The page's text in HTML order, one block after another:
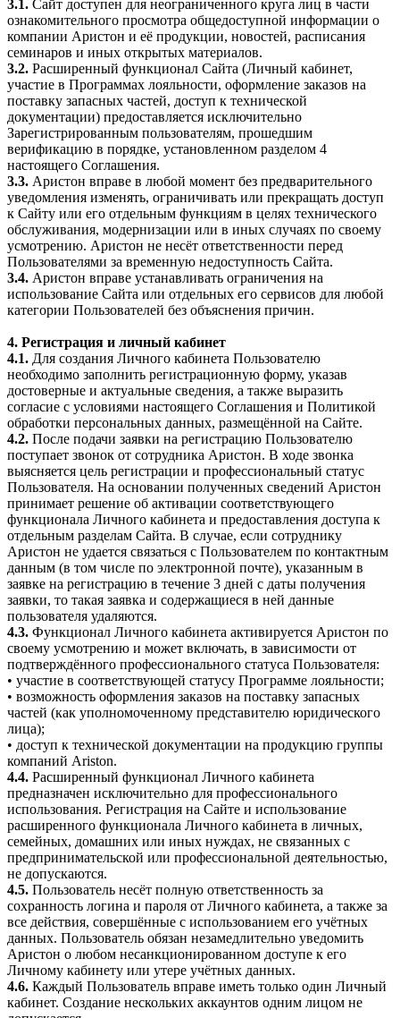
3.1. Сайт доступен для неограниченного круга лиц в части
ознакомительного просмотра общедоступной информации о
компании Аристон и её продукции, новостей, расписания
семинаров и иных открытых материалов.
3.2. Расширенный функционал Сайта (Личный кабинет,
участие в Программах лояльности, оформление заказов на
поставку запасных частей, доступ к технической
документации) предоставляется исключительно
Зарегистрированным пользователям, прошедшим
верификацию в порядке, установленном разделом 4
настоящего Соглашения.
3.3. Аристон вправе в любой момент без предварительного
уведомления изменять, ограничивать или прекращать доступ
к Сайту или его отдельным функциям в целях технического
обслуживания, модернизации или в иных случаях по своему
усмотрению. Аристон не несёт ответственности перед
Пользователями за временную недоступность Сайта.
3.4. Аристон вправе устанавливать ограничения на
использование Сайта или отдельных его сервисов для любой
категории Пользователей без объяснения причин.
4. Регистрация и личный кабинет
4.1. Для создания Личного кабинета Пользователю
необходимо заполнить регистрационную форму, указав
достоверные и актуальные сведения, а также выразить
согласие с условиями настоящего Соглашения и Политикой
обработки персональных данных, размещённой на Сайте.
4.2. После подачи заявки на регистрацию Пользователю
поступает звонок от сотрудника Аристон. В ходе звонка
выясняется цель регистрации и профессиональный статус
Пользователя. На основании полученных сведений Аристон
принимает решение об активации соответствующего
функционала Личного кабинета и предоставления доступа к
отдельным разделам Сайта. В случае, если сотруднику
Аристон не удается связаться с Пользователем по контактным
данным (в том числе по электронной почте), указанным в
заявке на регистрацию в течение 3 дней с даты получения
заявки, то такая заявка и содержащиеся в ней данные
пользователя удаляются.
4.3. Функционал Личного кабинета активируется Аристон по
своему усмотрению и может включать, в зависимости от
подтверждённого профессионального статуса Пользователя:
• участие в соответствующей статусу Программе лояльности;
• возможность оформления заказов на поставку запасных
частей (как уполномоченному представителю юридического
лица);
• доступ к технической документации на продукцию группы
компаний Ariston.
4.4. Расширенный функционал Личного кабинета
предназначен исключительно для профессионального
использования. Регистрация на Сайте и использование
расширенного функционала Личного кабинета в личных,
семейных, домашних или иных нуждах, не связанных с
предпринимательской или профессиональной деятельностью,
не допускаются.
4.5. Пользователь несёт полную ответственность за
сохранность логина и пароля от Личного кабинета, а также за
все действия, совершённые с использованием его учётных
данных. Пользователь обязан незамедлительно уведомить
Аристон о любом несанкционированном доступе к его
Личному кабинету или утере учётных данных.
4.6. Каждый Пользователь вправе иметь только один Личный
кабинет. Создание нескольких аккаунтов одним лицом не